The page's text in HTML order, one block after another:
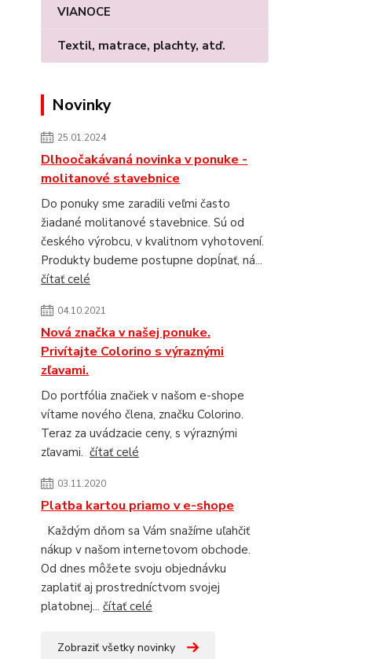
VIANOCE
Textil, matrace, plachty, atď.
Novinky
25.01.2024
Dlhoočakávaná novinka v ponuke -
molitanové stavebnice
Do ponuky sme zaradili veľmi často
žiadané molitanové stavebnice. Sú od
českého výrobcu, v kvalitnom vyhotovení.
Produkty budeme postupne dopĺnať, ná...
čítať celé
04.10.2021
Nová značka v našej ponuke.
Privítajte Colorino s výraznými
zľavami.
Do portfólia značiek v našom e-shope
vítame nového člena, značku Colorino.
Teraz za uvádzacie ceny, s výraznými
zľavami. čítať celé
03.11.2020
Platba kartou priamo v e-shope
Každým dňom sa Vám snažíme uľahčiť
nákup v našom internetovom obchode.
Od dnes môžete svoju objednávku
zaplatiť aj prostredníctvom svojej
platobnej... čítať celé
Zobraziť všetky novinky